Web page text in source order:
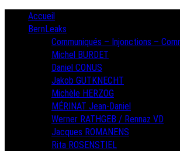
PrimaryAccueil
BernLeaks
Communiqués – Injonctions –
Michel BURDET
Daniel CONUS
Jakob GUTKNECHT
Michèle HERZOG
MÉRINAT Jean-Daniel
Werner RATHGEB / Rennaz VD
Jacques ROMANENS
Rita ROSENSTIEL